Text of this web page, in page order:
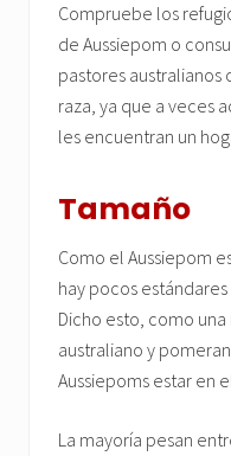
Compruebe los
de Aussiepom o
pastores
raza, ya que a veces
les encuentran un
Tamaño
Como el Aussiepom
hay pocos
Dicho esto, como
australiano y
Aussiepoms estar en
La mayoría pesan